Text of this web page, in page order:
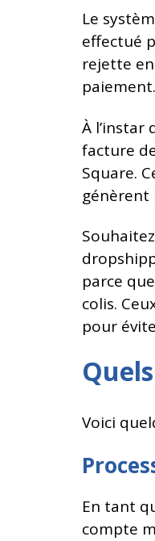
Le
effectué
rejette
paiement.
À
facture
Square.
génèrent
parce
colis.
pour
Voici
En tant
compte